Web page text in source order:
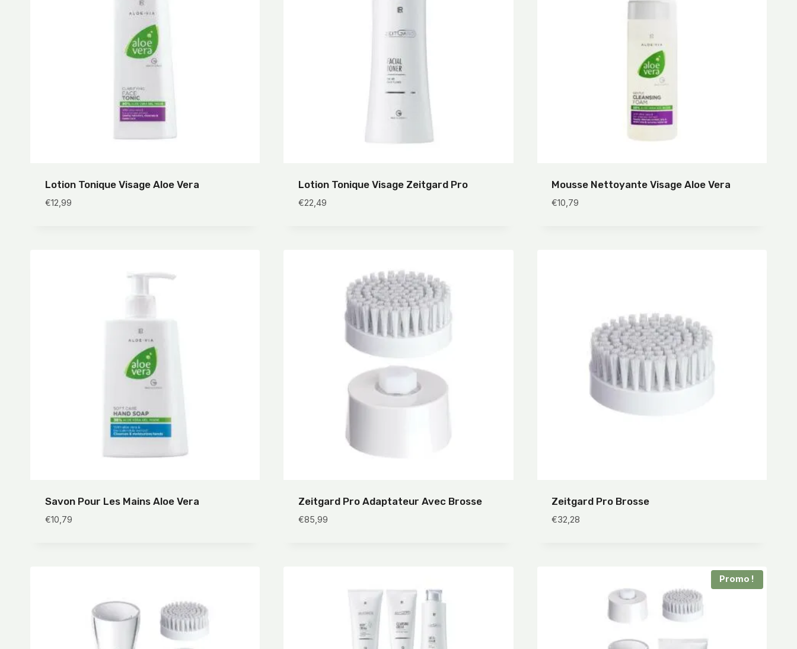
Lotion Tonique Visage Aloe Vera
€12,99
Lotion Tonique Visage Zeitgard Pro
€22,49
Mousse Nettoyante Visage Aloe Vera
€10,79
Savon Pour Les Mains Aloe Vera
€10,79
Zeitgard Pro Adaptateur Avec Brosse
€85,99
Zeitgard Pro Brosse
€32,28
Promo !